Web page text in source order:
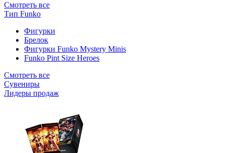
Смотреть все
Тип Funko
Фигурки
Брелок
Фигурки Funko Mystery Minis
Funko Pint Size Heroes
Смотреть все
Сувениры
Лидеры продаж